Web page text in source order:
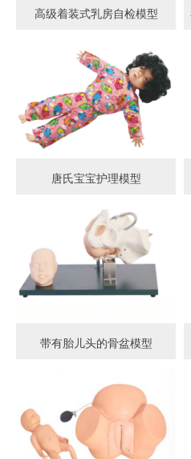
高级着装式乳房自检模型
唐氏宝宝护理模型
带有胎儿头的骨盆模型